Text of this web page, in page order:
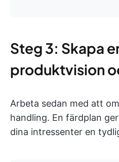
Steg 3: Skapa
produktvision
Arbeta sedan med att
handling. En färdplan
dina intressenter en